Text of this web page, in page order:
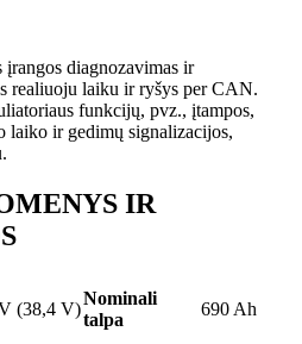
diagnozavimas ir
realiuoju laiku ir ryšys per CAN.
funkcijų, pvz., įtampos,
laiko ir gedimų signalizacijos,
IR
(38,4 V)
Nominali
talpa
690 Ah